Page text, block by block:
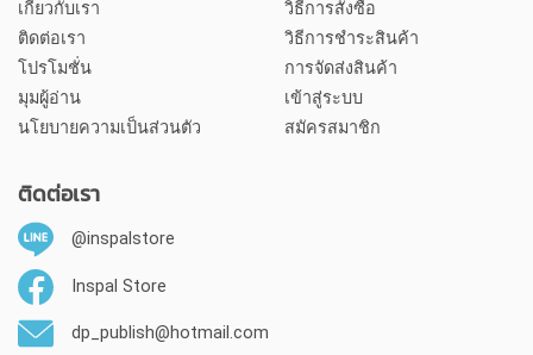
เกี่ยวกับเรา
ติดต่อเรา
โปรโมชั่น
มุมผู้อ่าน
นโยบายความเป็นส่วนตัว
วิธีการสั่งซื้อ
วิธีการชำระสินค้า
การจัดส่งสินค้า
เข้าสู่ระบบ
สมัครสมาชิก
ติดต่อเรา
@inspalstore
Inspal Store
dp_publish@hotmail.com